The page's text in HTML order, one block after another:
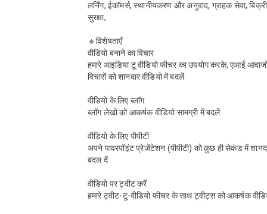
लर्निंग, ईकॉमर्स, स्थानीयकरण और अनुवाद, ग्राहक सेवा,
सुरक्षा,
🔹विशेषताएँ
वीडियो बनाने का विचार
हमारे आइडिया टू वीडियो फीचर का उपयोग करके, एआई
विचारों को शानदार वीडियो में बदलें
वीडियो के लिए ब्लॉग
ब्लॉग लेखों को आकर्षक वीडियो सामग्री में बदलें
वीडियो के लिए पीपीटी
अपने पावरपॉइंट प्रेजेंटेशन (पीपीटी) को कुछ ही सेकंड में
बदल दें
वीडियो पर ट्वीट करें
हमारे ट्वीट-टू-वीडियो फीचर के साथ ट्वीट्स को आकर्षक